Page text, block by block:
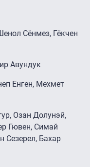
Сёнмез, Гёкчен
Авундук
Енген, Мехмет
Озан Долунэй,
Гювен, Симай
Сезерел, Бахар